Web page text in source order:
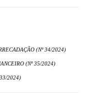
(Nº 34/2024)
(Nº 35/2024)
2024)